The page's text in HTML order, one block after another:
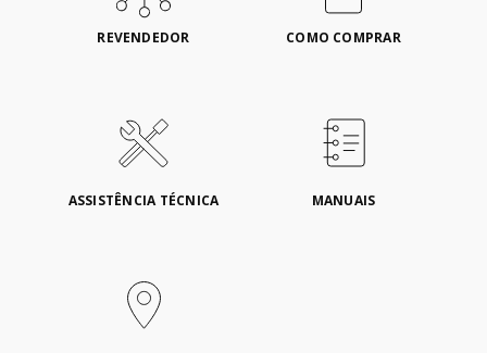
REVENDEDOR COMO COMPRAR
ASSISTÊNCIA TÉCNICA MANUAIS